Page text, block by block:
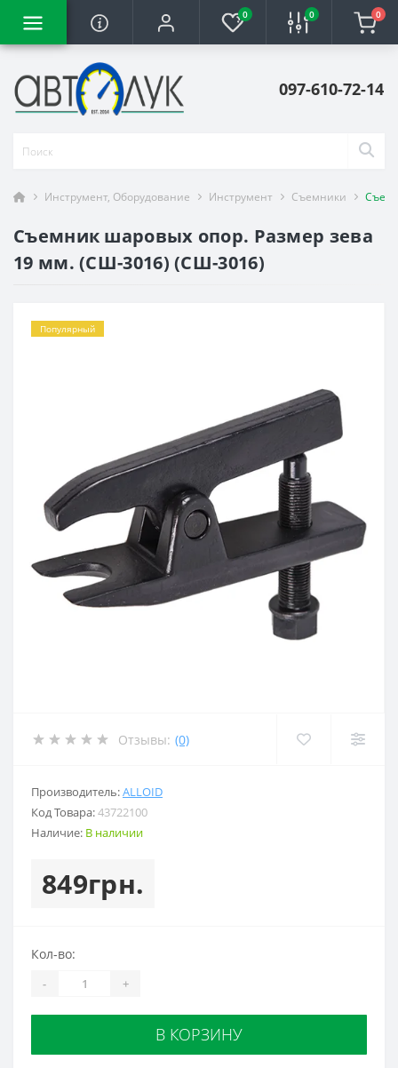
0 0 0
097-610-72-14
Инструмент, Оборудование Инструмент Съемники
Съемник шаровых опор. Размер зева
19 мм. (СШ-3016) (СШ-3016)
Популярный
Отзывы: (0)
Производитель:ALLOID
Код Товара:43722100
Наличие: В наличии
849грн.
Кол-во:
- +
В КОРЗИНУ